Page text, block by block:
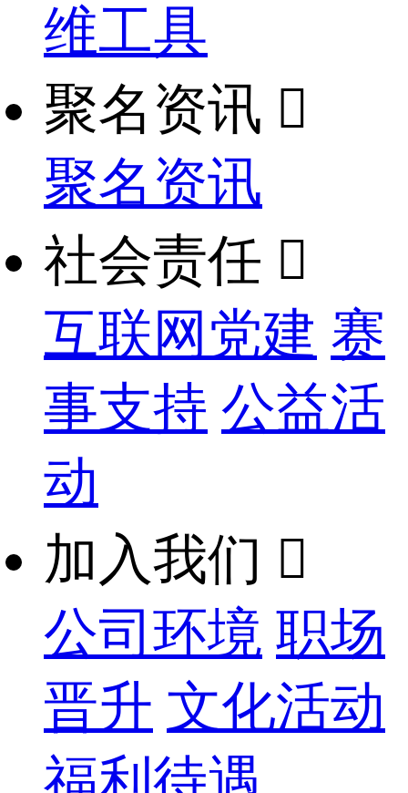
维工具
聚名资讯 
聚名资讯
社会责任 
互联网党建 赛
事支持 公益活
动
加入我们 
公司环境 职场
晋升 文化活动